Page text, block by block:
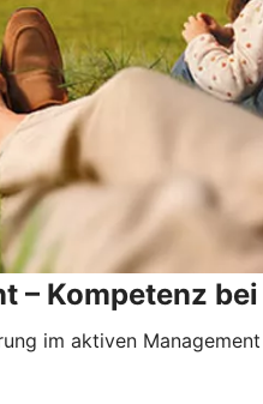
– Kompetenz
im aktiven